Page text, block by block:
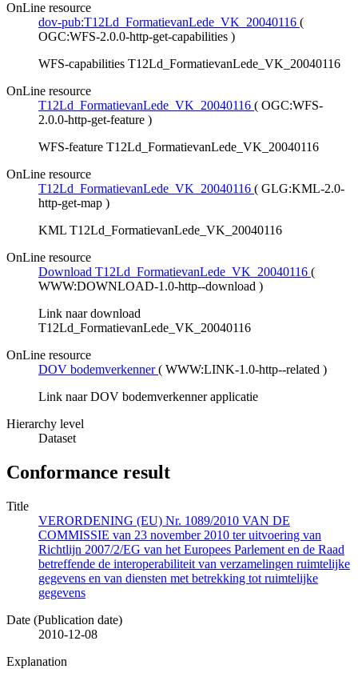
OnLine resource
dov-pub:T12Ld_FormatievanLede_VK_20040116 (
OGC:WFS-2.0.0-http-get-capabilities )
WFS-capabilities T12Ld_FormatievanLede_VK_20040116
OnLine resource
T12Ld_FormatievanLede_VK_20040116 ( OGC:WFS-
2.0.0-http-get-feature )
WFS-feature T12Ld_FormatievanLede_VK_20040116
OnLine resource
T12Ld_FormatievanLede_VK_20040116 ( GLG:KML-2.0-
http-get-map )
KML T12Ld_FormatievanLede_VK_20040116
OnLine resource
Download T12Ld_FormatievanLede_VK_20040116 (
WWW:DOWNLOAD-1.0-http--download )
Link naar download
T12Ld_FormatievanLede_VK_20040116
OnLine resource
DOV bodemverkenner ( WWW:LINK-1.0-http--related )
Link naar DOV bodemverkenner applicatie
Hierarchy level
Dataset
Conformance result
Title
VERORDENING (EU) Nr. 1089/2010 VAN DE
COMMISSIE van 23 november 2010 ter uitvoering van
Richtlijn 2007/2/EG van het Europees Parlement en de Raad
betreffende de interoperabiliteit van verzamelingen ruimtelijke
gegevens en van diensten met betrekking tot ruimtelijke
gegevens
Date (Publication date)
2010-12-08
Explanation